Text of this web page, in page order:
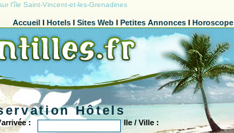
l'île Saint-Vincent-et-les-Grenadines
Accueill Hotelsl Sites Webl Petites Annoncesl Horoscope
Hôtels
:
Ile / Ville :